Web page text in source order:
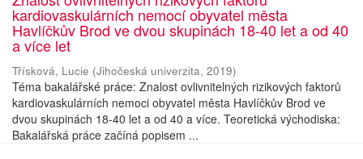
kardiovaskulárních nemocí obyvatel města
Havlíčkův Brod ve dvou skupinách 18-40 let a od 40
a více let
Třísková, Lucie (Jihočeská univerzita, 2019)
Téma bakalářské práce: Znalost ovlivnitelných rizikových faktorů
kardiovaskulárních nemoci obyvatel města Havlíčkův Brod ve
dvou skupinách 18-40 let a od 40 a více. Teoretická východiska:
Bakalářská práce začíná popisem ...